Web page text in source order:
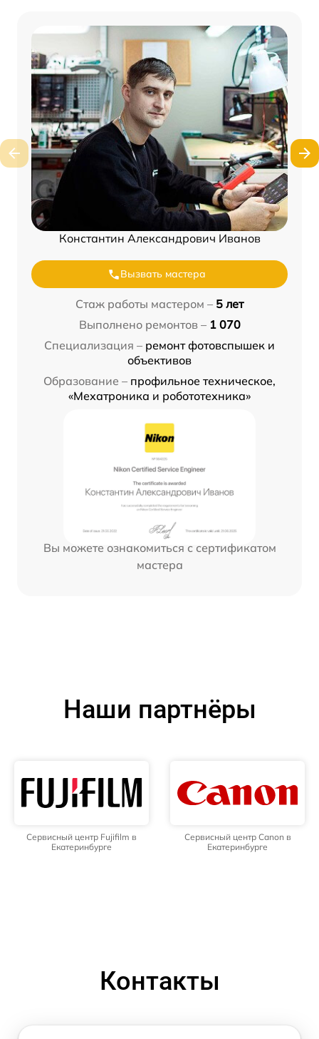
Константин Александрович Иванов
Вызвать мастера
Стаж работы мастером – 5 лет
Выполнено ремонтов – 1 070
Специализация – ремонт фотовспышек и
объективов
Образование – профильное техническое,
«Мехатроника и робототехника»
Вы можете ознакомиться с сертификатом
мастера
Наши партнёры
Сервисный центр Fujifilm в
Екатеринбурге
Сервисный центр Canon в
Екатеринбурге
Контакты